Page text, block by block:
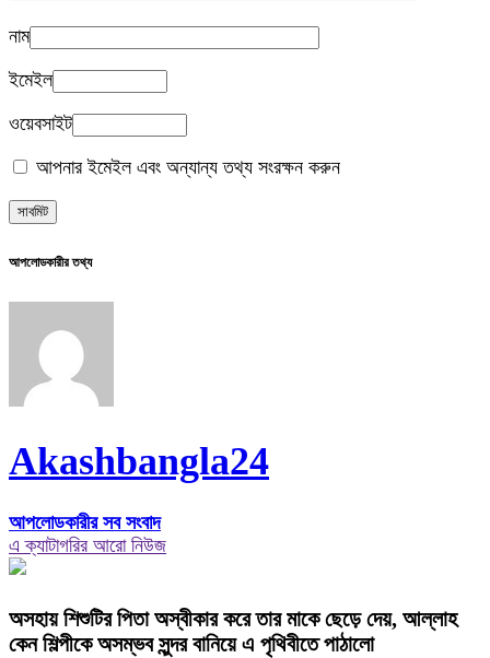
নাম
ইমেইল
ওয়েবসাইট
আপনার ইমেইল এবং অন্যান্য তথ্য সংরক্ষন করুন
আপলোডকারীর তথ্য
Akashbangla24
আপলোডকারীর সব সংবাদ
এ ক্যাটাগরির আরো নিউজ
অসহায় শিশুটির পিতা অস্বীকার করে তার মাকে ছেড়ে দেয়, আল্লাহ
কেন শিল্পীকে অসম্ভব সুন্দর বানিয়ে এ পৃথিবীতে পাঠালো